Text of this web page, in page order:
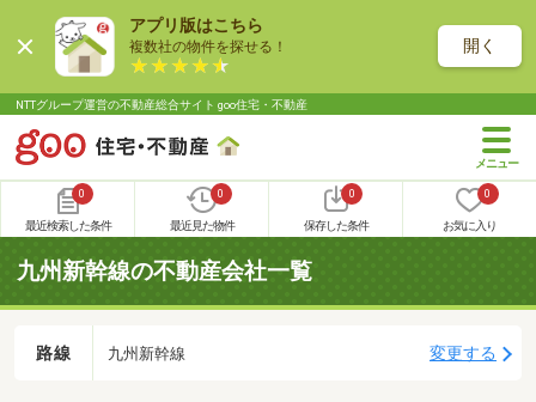
アプリ版はこちら
複数社の物件を探せる！ 開く
NTTグループ運営の不動産総合サイト goo住宅・不動産
0
最近検索した条件
0
最近見た物件
0
保存した条件
0
お気に入り
九州新幹線の不動産会社一覧
路線 九州新幹線 変更する